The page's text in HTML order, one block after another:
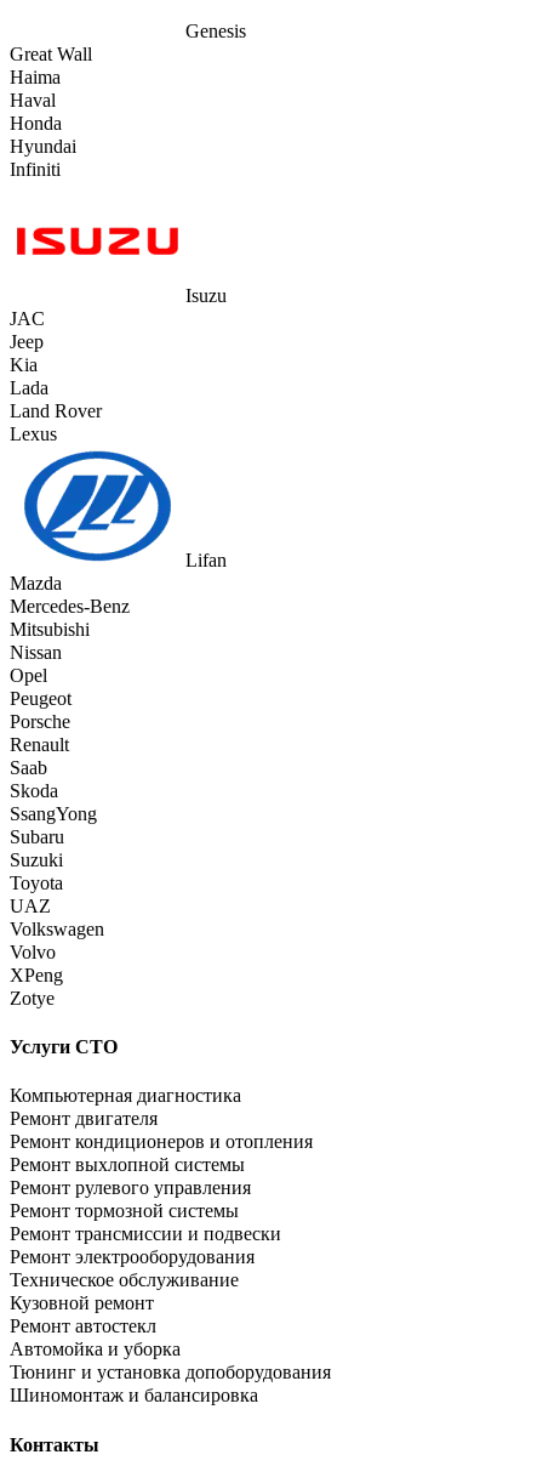
Genesis
Great Wall
Haima
Haval
Honda
Hyundai
Infiniti
Isuzu
JAC
Jeep
Kia
Lada
Land Rover
Lexus
Lifan
Mazda
Mercedes-Benz
Mitsubishi
Nissan
Opel
Peugeot
Porsche
Renault
Saab
Skoda
SsangYong
Subaru
Suzuki
Toyota
UAZ
Volkswagen
Volvo
XPeng
Zotye
Услуги СТО
Компьютерная диагностика
Ремонт двигателя
Ремонт кондиционеров и отопления
Ремонт выхлопной системы
Ремонт рулевого управления
Ремонт тормозной системы
Ремонт трансмиссии и подвески
Ремонт электрооборудования
Техническое обслуживание
Кузовной ремонт
Ремонт автостекл
Автомойка и уборка
Тюнинг и установка допоборудования
Шиномонтаж и балансировка
Контакты